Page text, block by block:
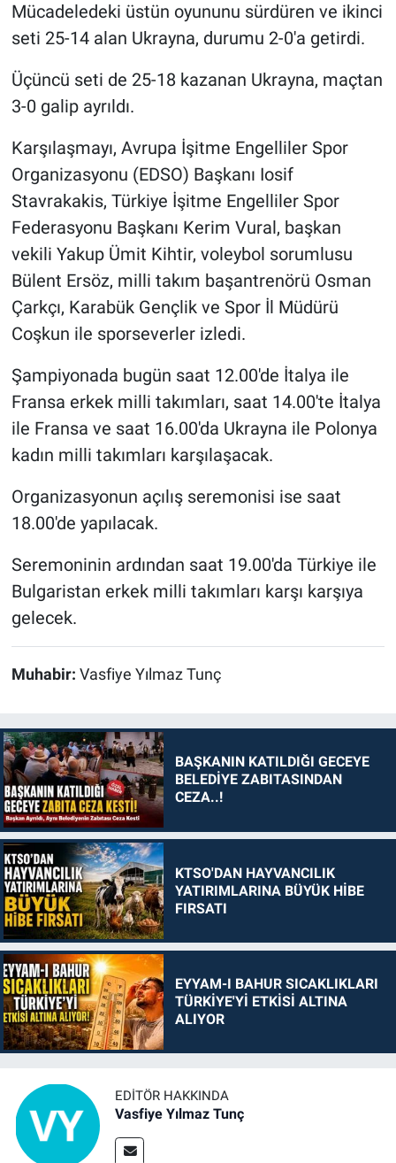
Mücadeledeki üstün oyununu sürdüren ve ikinci
seti 25-14 alan Ukrayna, durumu 2-0'a getirdi.
Üçüncü seti de 25-18 kazanan Ukrayna, maçtan
3-0 galip ayrıldı.
Karşılaşmayı, Avrupa İşitme Engelliler Spor
Organizasyonu (EDSO) Başkanı Iosif
Stavrakakis, Türkiye İşitme Engelliler Spor
Federasyonu Başkanı Kerim Vural, başkan
vekili Yakup Ümit Kihtir, voleybol sorumlusu
Bülent Ersöz, milli takım başantrenörü Osman
Çarkçı, Karabük Gençlik ve Spor İl Müdürü
Coşkun ile sporseverler izledi.
Şampiyonada bugün saat 12.00'de İtalya ile
Fransa erkek milli takımları, saat 14.00'te İtalya
ile Fransa ve saat 16.00'da Ukrayna ile Polonya
kadın milli takımları karşılaşacak.
Organizasyonun açılış seremonisi ise saat
18.00'de yapılacak.
Seremoninin ardından saat 19.00'da Türkiye ile
Bulgaristan erkek milli takımları karşı karşıya
gelecek.
Muhabir: Vasfiye Yılmaz Tunç
BAŞKANIN KATILDIĞI GECEYE
BELEDİYE ZABITASINDAN
CEZA..!
KTSO'DAN HAYVANCILIK
YATIRIMLARINA BÜYÜK HİBE
FIRSATI
EYYAM-I BAHUR SICAKLIKLARI
TÜRKİYE'Yİ ETKİSİ ALTINA
ALIYOR
EDITÖR HAKKINDA
Vasfiye Yılmaz Tunç